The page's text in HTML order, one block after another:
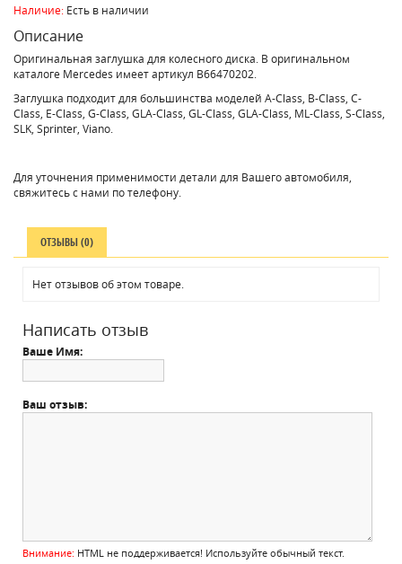
Наличие: Есть в наличии
Описание
Оригинальная заглушка для колесного диска. В оригинальном
каталоге Mercedes имеет артикул B66470202.
Заглушка подходит для большинства моделей A-Class, B-Class, C-
Class, E-Class, G-Class, GLA-Class, GL-Class, GLA-Class, ML-Class, S-Class,
SLK, Sprinter, Viano.
Для уточнения применимости детали для Вашего автомобиля,
свяжитесь с нами по телефону.
ОТЗЫВЫ (0)
Нет отзывов об этом товаре.
Написать отзыв
Ваше Имя:
Ваш отзыв:
Внимание: HTML не поддерживается! Используйте обычный текст.